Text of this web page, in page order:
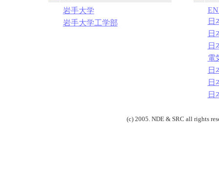
岩手大学
岩手大学工学部
日
日
日
電
日
日
日
(c) 2005. NDE & SRC all rights